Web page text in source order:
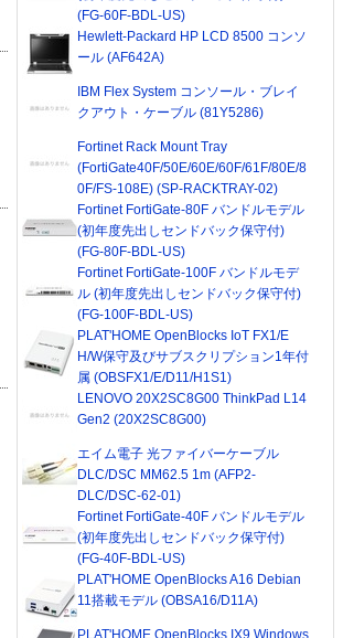
(FG-60F-BDL-US)
Hewlett-Packard HP LCD 8500 コンソ
ール (AF642A)
IBM Flex System コンソール・ブレイ
クアウト・ケーブル (81Y5286)
Fortinet Rack Mount Tray
(FortiGate40F/50E/60E/60F/61F/80E/8
0F/FS-108E) (SP-RACKTRAY-02)
Fortinet FortiGate-80F バンドルモデル
(初年度先出しセンドバック保守付)
(FG-80F-BDL-US)
Fortinet FortiGate-100F バンドルモデ
ル (初年度先出しセンドバック保守付)
(FG-100F-BDL-US)
PLAT'HOME OpenBlocks IoT FX1/E
H/W保守及びサブスクリプション1年付
属 (OBSFX1/E/D11/H1S1)
LENOVO 20X2SC8G00 ThinkPad L14
Gen2 (20X2SC8G00)
エイム電子 光ファイバーケーブル
DLC/DSC MM62.5 1m (AFP2-
DLC/DSC-62-01)
Fortinet FortiGate-40F バンドルモデル
(初年度先出しセンドバック保守付)
(FG-40F-BDL-US)
PLAT'HOME OpenBlocks A16 Debian
11搭載モデル (OBSA16/D11A)
PLAT'HOME OpenBlocks IX9 Windows